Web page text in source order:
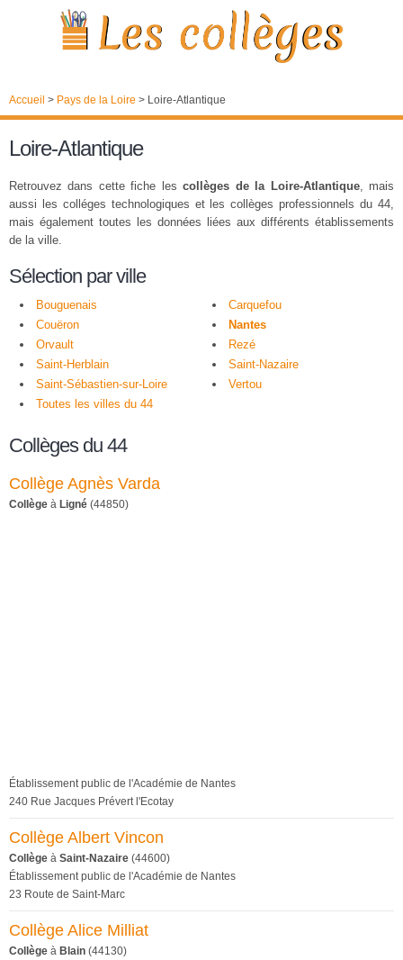
Accueil > Pays de la Loire > Loire-Atlantique
Loire-Atlantique
Retrouvez dans cette fiche lescollèges de la Loire-Atlantique, mais
aussi les colléges technologiques et les collèges professionnels du 44,
mais également toutes les données liées aux différents établissements
de la ville.
Sélection par ville
Bouguenais
Carquefou
Couëron
Nantes
Orvault
Rezé
Saint-Herblain
Saint-Nazaire
Saint-Sébastien-sur-Loire
Vertou
Toutes les villes du 44
Collèges du 44
Collège Agnès Varda
Collège à Ligné (44850)
Établissement public de l'Académie de Nantes
240 Rue Jacques Prévert l'Ecotay
Collège Albert Vincon
Collège à Saint-Nazaire (44600)
Établissement public de l'Académie de Nantes
23 Route de Saint-Marc
Collège Alice Milliat
Collège à Blain (44130)